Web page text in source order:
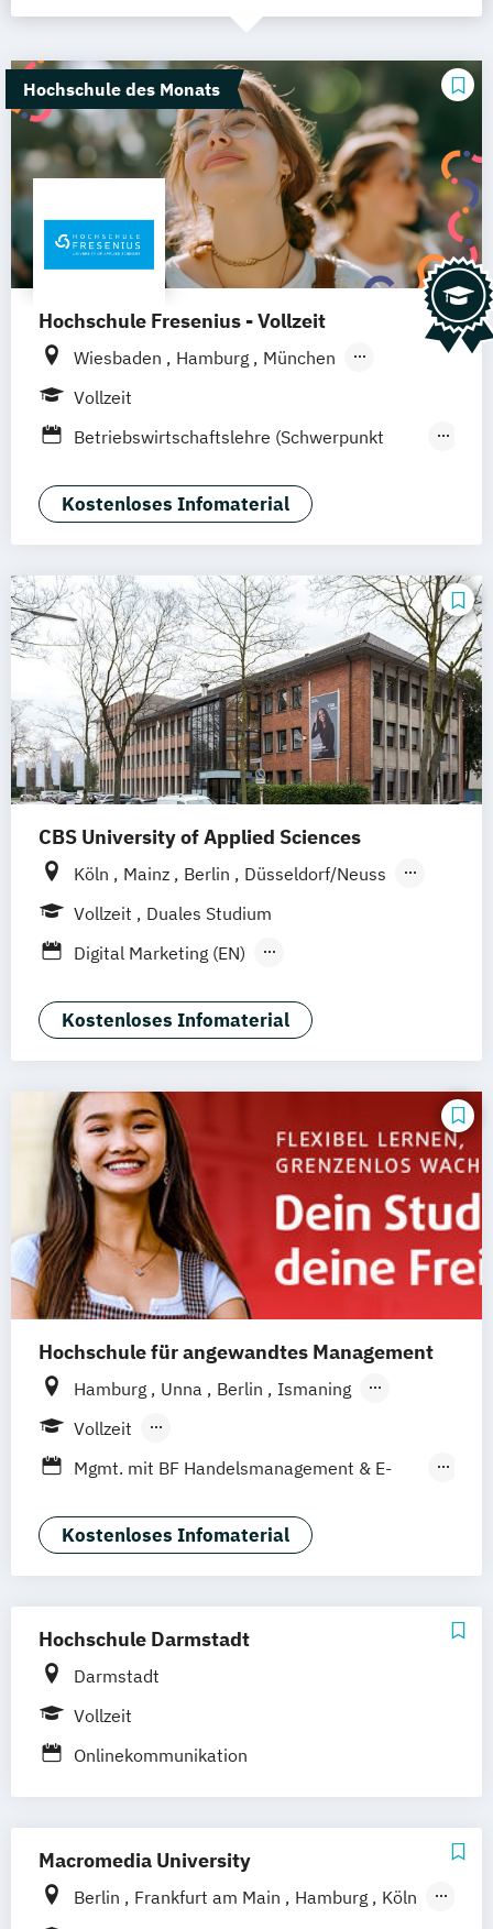
Hochschule des Monats
Hochschule Fresenius - Vollzeit
Wiesbaden Hamburg
München
Düsseldorf
Wolfenbüttel Braunschweig Erfurt
Vollzeit
Betriebswirtschaftslehre (Schwerpunkt
E-Commerce & Logistics (EN)
Luxury Management (EN)
Marketing & Sales
Medienmanagement und Digitales
Marketing
Sportmanagement Tourismus-
Hotel- und Eventmanagement
Kostenloses Infomaterial
CBS University of Applied Sciences
Köln Mainz Berlin
Düsseldorf/Neuss
Solingen
Hamburg Rheine
Vollzeit
Duales Studium
Digital Marketing (EN)
Brand Management (dual)
General Management-Spezialisierung
General Management-Spezialisierung
Marketing-
Medien- und Eventmanagement (dual)
Kostenloses Infomaterial
Hochschule für angewandtes Management
Hamburg Unna Berlin
Ismaning
Mannheim
Stuttgart
Vollzeit
Berufsbegleitendes Präsenzstudium
Mgmt. mit BF Handelsmanagement & E-
Social Media Studies Sportmanagement
Kostenloses Infomaterial
Hochschule Darmstadt
Darmstadt
Vollzeit
Onlinekommunikation
Macromedia University
Berlin Frankfurt am Main Hamburg
Köln